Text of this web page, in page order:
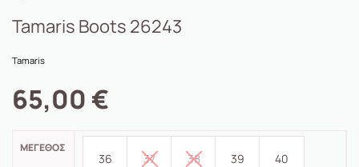
Tamaris Boots 26243
Tamaris
65,00 €
ΜΈΓΕΘΟΣ
36 37 38 39 40